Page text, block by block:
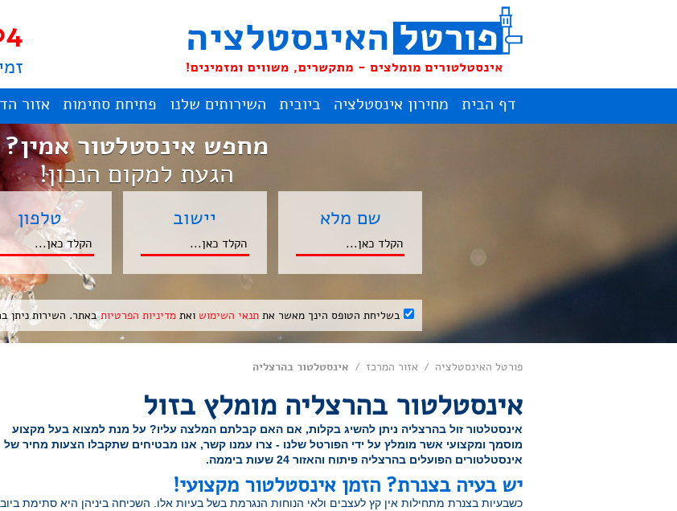
דף הבית מחירון אינסטלציה ביובית השירותים שלנו פתיחת סתימות אזור
מחפש אינסטלטור אמין?
הגעת למקום הנכון!
שם מלא יישוב טלפון
בשליחת הטופס הינך מאשר את תנאי השימוש ואת מדיניות הפרטיותבאתר. השירות ניתן
פורטל האינסטלציה / אזור המרכז / אינסטלטור בהרצליה
אינסטלטור בהרצליה מומלץ בזול
אינסטלטור זול בהרצליה ניתן להשיג בקלות, אם האם קבלתם המלצה עליו? על מנת למצוא בעל מקצוע
מוסמך ומקצועי אשר מומלץ על ידי הפורטל שלנו - צרו עמנו קשר, אנו מבטיחים שתקבלו הצעות מחיר של
אינסטלטורים הפועלים בהרצליה פיתוח והאזור 24 שעות ביממה.
יש בעיה בצנרת? הזמן אינסטלטור מקצועי!
כשבעיות בצנרת מתחילות אין קץ לעצבים ולאי הנוחות הנגרמת בשל בעיות אלו. השכיחה ביניהן היא סתימת ביוב.